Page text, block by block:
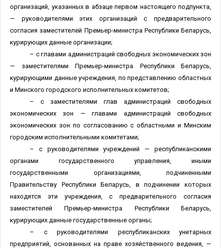
организаций, указанных в абзаце первом настоящего подпункта,
— руководителями этих организаций с предварительного
согласия заместителей Премьер-министра Республики Беларусь,
курирующих данные организации;
– с главами администраций свободных экономических зон
— заместителями Премьер-министра Республики Беларусь,
курирующими данные учреждения, по представлению областных
и Минского городского исполнительных комитетов;
– с заместителями глав администраций свободных
экономических зон — главами администраций свободных
экономических зон по согласованию с областными и Минским
городским исполнительными комитетами;
– с руководителями учреждений — республиканскими
органами государственного управления, иными
государственными организациями, подчиненными
Правительству Республики Беларусь, в подчинении которых
находятся эти учреждения, с предварительного согласия
заместителей Премьер-министра Республики Беларусь,
курирующих данные государственные органы;
– с руководителями республиканских унитарных
предприятий, основанных на праве хозяйственного ведения, —